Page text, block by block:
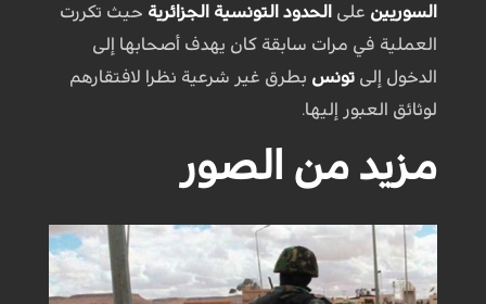
السوريين على الحدود التونسية الجزائرية حيث تكررت
العملية في مرات سابقة كان يهدف أصحابها إلى
الدخول إلى تونس بطرق غير شرعية نظرا لافتقارهم
لوثائق العبور إليها.
مزيد من الصور